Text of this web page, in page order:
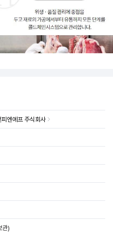
엔에프 주식회사
)